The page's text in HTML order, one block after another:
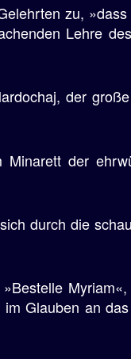
zu,
Lehre
der
der
durch die
Glauben an